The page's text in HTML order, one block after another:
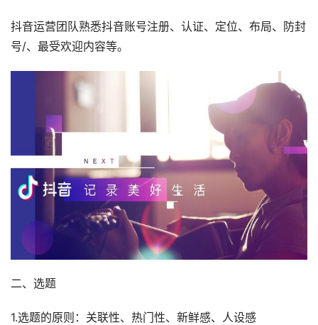
抖音运营团队熟悉抖音账号注册、认证、定位、布局、防封
号/、最受欢迎内容等。
二、选题
1.选题的原则：关联性、热门性、新鲜感、人设感